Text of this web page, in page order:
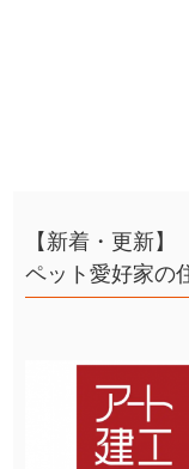
【新着・更新】
ペット愛好家の